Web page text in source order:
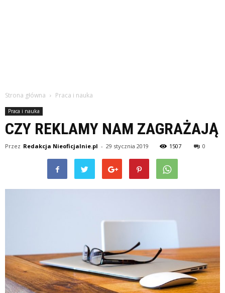
Strona główna Praca i nauka
Praca i nauka
CZY REKLAMY NAM ZAGRAŻAJĄ
Przez Redakcja Nieoficjalnie.pl - 29 stycznia 2019 1507 0